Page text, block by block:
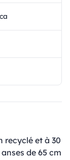
recyclé et à 30
de 65 cm